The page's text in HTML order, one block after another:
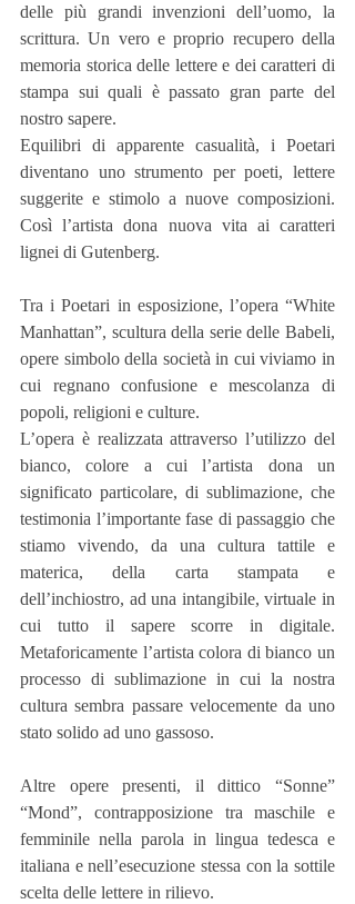
delle più grandi invenzioni dell’uomo, la
scrittura. Un vero e proprio recupero della
memoria storica delle lettere e dei caratteri di
stampa sui quali è passato gran parte del
nostro sapere.
Equilibri di apparente casualità, i Poetari
diventano uno strumento per poeti, lettere
suggerite e stimolo a nuove composizioni.
Così l’artista dona nuova vita ai caratteri
lignei di Gutenberg.
Tra i Poetari in esposizione, l’opera “White
Manhattan”, scultura della serie delle Babeli,
opere simbolo della società in cui viviamo in
cui regnano confusione e mescolanza di
popoli, religioni e culture.
L’opera è realizzata attraverso l’utilizzo del
bianco, colore a cui l’artista dona un
significato particolare, di sublimazione, che
testimonia l’importante fase di passaggio che
stiamo vivendo, da una cultura tattile e
materica, della carta stampata e
dell’inchiostro, ad una intangibile, virtuale in
cui tutto il sapere scorre in digitale.
Metaforicamente l’artista colora di bianco un
processo di sublimazione in cui la nostra
cultura sembra passare velocemente da uno
stato solido ad uno gassoso.
Altre opere presenti, il dittico “Sonne”
“Mond”, contrapposizione tra maschile e
femminile nella parola in lingua tedesca e
italiana e nell’esecuzione stessa con la sottile
scelta delle lettere in rilievo.